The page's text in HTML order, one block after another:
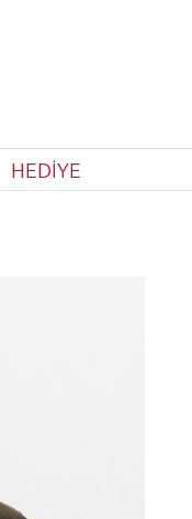
HEDİYE